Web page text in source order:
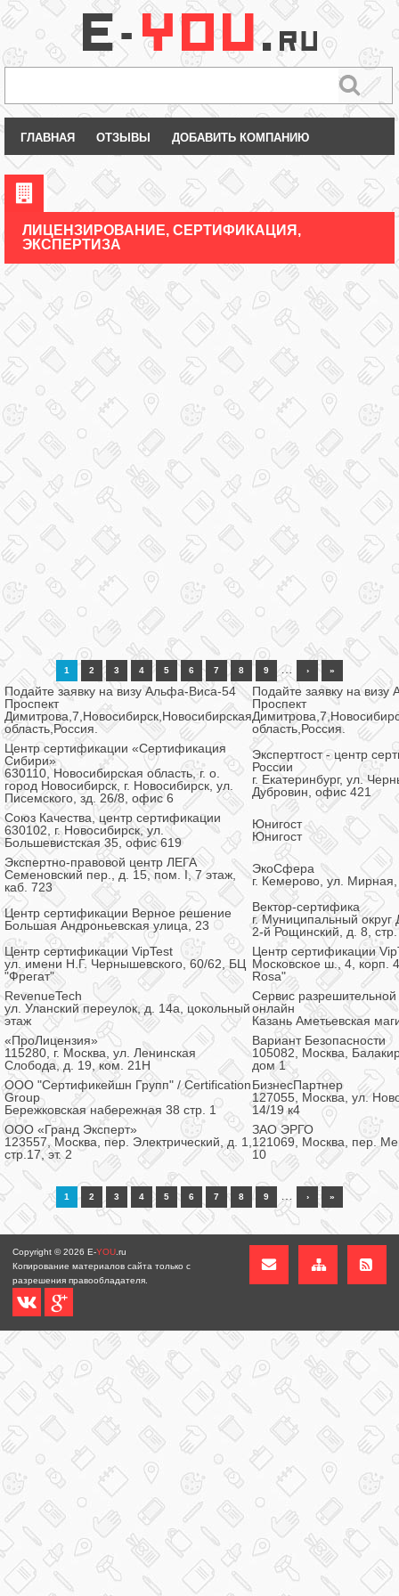
ГЛАВНАЯ ОТЗЫВЫ ДОБАВИТЬ КОМПАНИЮ
ЛИЦЕНЗИРОВАНИЕ, СЕРТИФИКАЦИЯ,
ЭКСПЕРТИЗА
1 2 3 4 5 6 7 8 9 … › »
Подайте заявку на визу Альфа-Виса-54
Проспект
Димитрова,7,Новосибирск,Новосибирская
область,Россия.
Подайте заявку на
Проспект
область,Россия.
Центр сертификации «Сертификация
Сибири»
630110, Новосибирская область, г. о.
город Новосибирск, г. Новосибирск, ул.
Писемского, зд. 26/8, офис 6
Экспертгост - центр
России
г. Екатеринбург, ул.
Дубровин​, офис​ 421
Союз Качества, центр сертификации
630102, г. Новосибирск, ул.
Большевистская 35, офис 619
Юнигост
Юнигост
Экспертно-правовой центр ЛЕГА
Семеновский пер., д. 15, пом. I, 7 этаж,
каб. 723
ЭкоСфера
г. Кемерово, ул.
Центр сертификации Верное решение
Большая Андроньевская улица, 23
Вектор-сертифика
г. Муниципальный округ
2-й Рощинский, д. 8,
Центр сертификации VipTest
ул. имени Н.Г. Чернышевского, 60/62, БЦ
"Фрегат"
Центр сертификации
Московское ш., 4, корп.
Rosa"
RevenueTech
ул. Уланский переулок, д. 14а, цокольный
этаж
Сервис
онлайн
Казань Аметьевская
«ПроЛицензия»
115280, г. Москва, ул. Ленинская
Слобода, д. 19, ком. 21Н
Вариант Безопасности
105082, Москва,
дом 1
ООО "Сертификейшн Групп" / Certification
Group
Бережковская набережная 38 стр. 1
БизнесПартнер
127055, Москва, ул.
14/19 к4
ООО «Гранд Эксперт»
123557, Москва, пер. Электрический, д. 1,
стр.17, эт. 2
ЗАО ЭРГО
121069, Москва, пер.
10
1 2 3 4 5 6 7 8 9 › »
Copyright © 2026 E-YOU .ru
Копирование материалов сайта только с
разрешения правообладателя.